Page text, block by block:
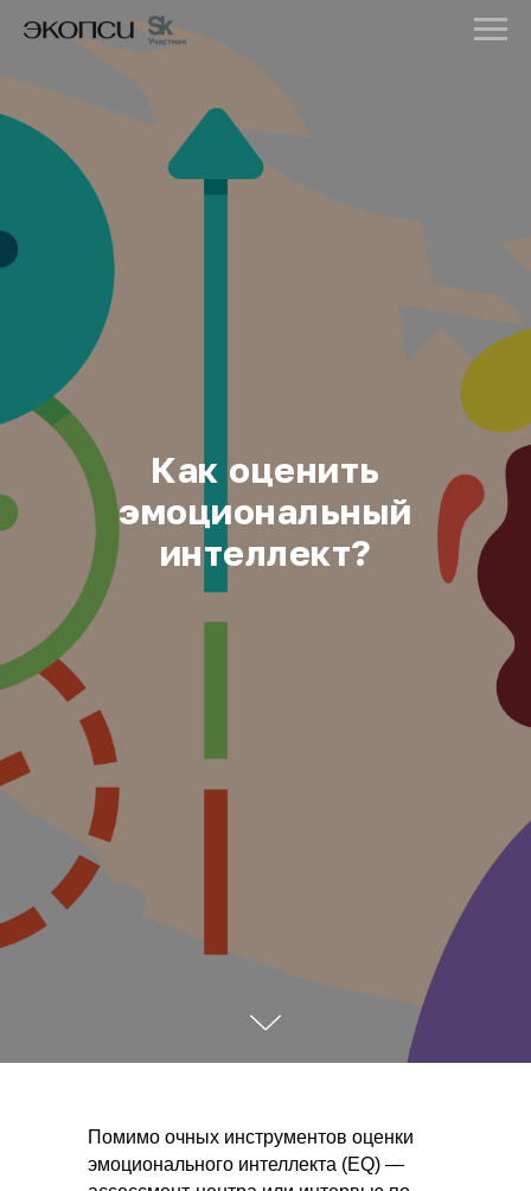
Как оценить
эмоциональный
интеллект?
Помимо очных инструментов оценки
эмоционального интеллекта (EQ) —